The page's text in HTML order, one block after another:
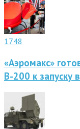
1748
«Аэромакс»
В-200 к запуску